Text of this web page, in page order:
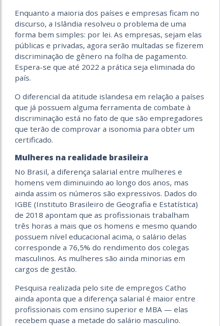
Enquanto a maioria dos países e empresas ficam no
discurso, a Islândia resolveu o problema de uma
forma bem simples: por lei. As empresas, sejam elas
públicas e privadas, agora serão multadas se fizerem
discriminação de gênero na folha de pagamento.
Espera-se que até 2022 a prática seja eliminada do
país.
O diferencial da atitude islandesa em relação a países
que já possuem alguma ferramenta de combate à
discriminação está no fato de que são empregadores
que terão de comprovar a isonomia para obter um
certificado.
Mulheres na realidade brasileira
No Brasil, a diferença salarial entre mulheres e
homens vem diminuindo ao longo dos anos, mas
ainda assim os números são expressivos. Dados do
IGBE (Instituto Brasileiro de Geografia e Estatística)
de 2018 apontam que as profissionais trabalham
três horas a mais que os homens e mesmo quando
possuem nível educacional acima, o salário delas
corresponde a 76,5% do rendimento dos colegas
masculinos. As mulheres são ainda minorias em
cargos de gestão.
Pesquisa realizada pelo site de empregos Catho
ainda aponta que a diferença salarial é maior entre
profissionais com ensino superior e MBA — elas
recebem quase a metade do salário masculino.